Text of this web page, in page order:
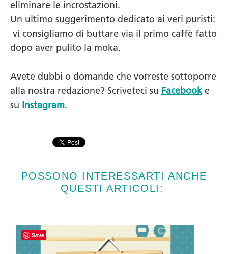
eliminare le incrostazioni.
Un ultimo suggerimento dedicato ai veri puristi:
vi consigliamo di buttare via il primo caffè fatto
dopo aver pulito la moka.
Avete dubbi o domande che vorreste sottoporre
alla nostra redazione? Scriveteci su Facebooke
su Instagram.
POSSONO INTERESSARTI ANCHE
QUESTI ARTICOLI:
Save